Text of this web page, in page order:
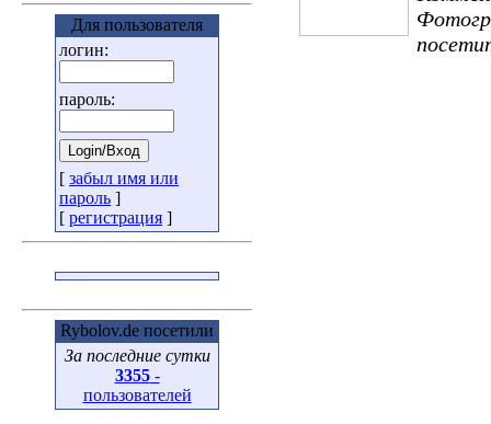
Для пользователя
логин:
пароль:
[ забыл имя или
пароль ]
[ регистрация ]
Rybolov.de посетили
За последние сутки
3355-
пользователей